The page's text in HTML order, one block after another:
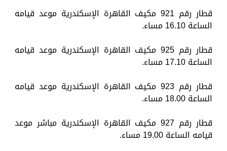
قطار رقم 921 مكيف القاهرة الإسكندرية موعد قيامه
الساعة 16.10 مساء.
قطار رقم 925 مكيف القاهرة الإسكندرية موعد قيامه
الساعة 17.10 مساء.
قطار رقم 923 مكيف القاهرة الإسكندرية موعد قيامه
الساعة 18.00 مساء.
قطار رقم 927 مكيف القاهرة الإسكندرية مباشر موعد
قيامه الساعة 19.00 مساء.